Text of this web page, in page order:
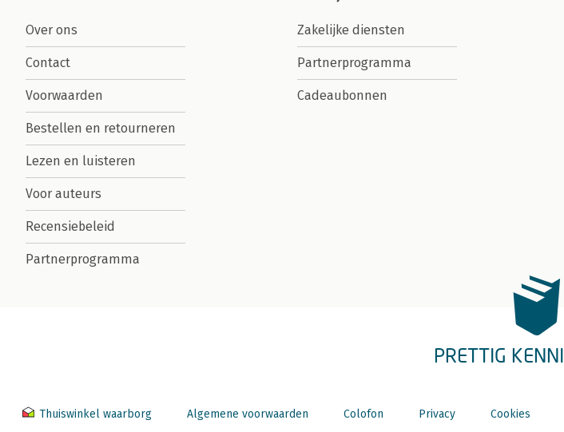
Over ons
Contact
Voorwaarden
Bestellen en retourneren
Lezen en luisteren
Voor auteurs
Recensiebeleid
Partnerprogramma
Zakelijke diensten
Partnerprogramma
Cadeaubonnen
PRETTIG
Thuiswinkel waarborg Algemene voorwaarden Colofon Privacy Cookies